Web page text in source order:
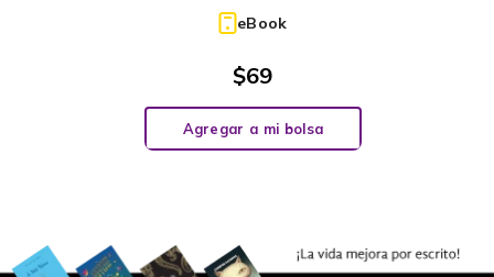
eBook
$69
Agregar a mi bolsa